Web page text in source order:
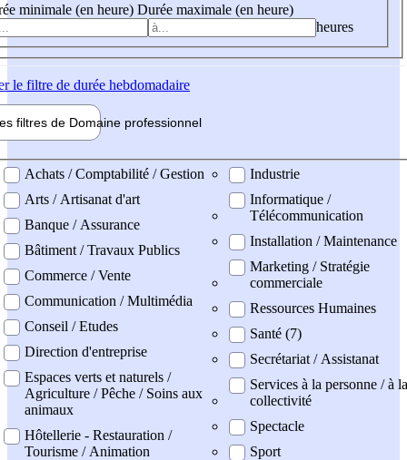
minimale (en heure) Durée maximale (en heure)
heures
le filtre de durée hebdomadaire
filtres de Domaine professionnel
professionel
Achats / Comptabilité / Gestion
Arts / Artisanat d'art
Banque / Assurance
Bâtiment / Travaux Publics
Commerce / Vente
Communication / Multimédia
Conseil / Etudes
Direction d'entreprise
Espaces verts et naturels /
Agriculture / Pêche / Soins aux
animaux
Hôtellerie - Restauration /
Tourisme / Animation
Industrie
Informatique /
Télécommunication
Installation / Maintenance
Marketing / Stratégie
commerciale
Ressources Humaines
Santé (7)
Secrétariat / Assistanat
Services à la personne / à la
collectivité
Spectacle
Sport